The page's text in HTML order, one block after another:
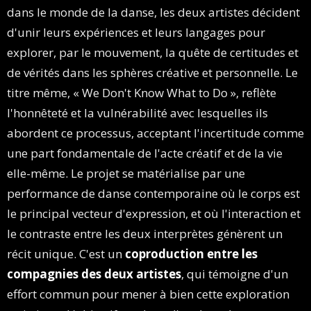
dans le monde de la danse, les deux artistes décident
d'unir leurs expériences et leurs langages pour
explorer, par le mouvement, la quête de certitudes et
de vérités dans les sphères créative et personnelle. Le
titre même, « We Don't Know What to Do », reflète
l'honnêteté et la vulnérabilité avec lesquelles ils
abordent ce processus, acceptant l'incertitude comme
une part fondamentale de l'acte créatif et de la vie
elle-même. Le projet se matérialise par une
performance de danse contemporaine où le corps est
le principal vecteur d'expression, et où l'interaction et
le contraste entre les deux interprètes génèrent un
récit unique. C'est un coproduction entre les
compagnies des deux artistes, qui témoigne d'un
effort commun pour mener à bien cette exploration